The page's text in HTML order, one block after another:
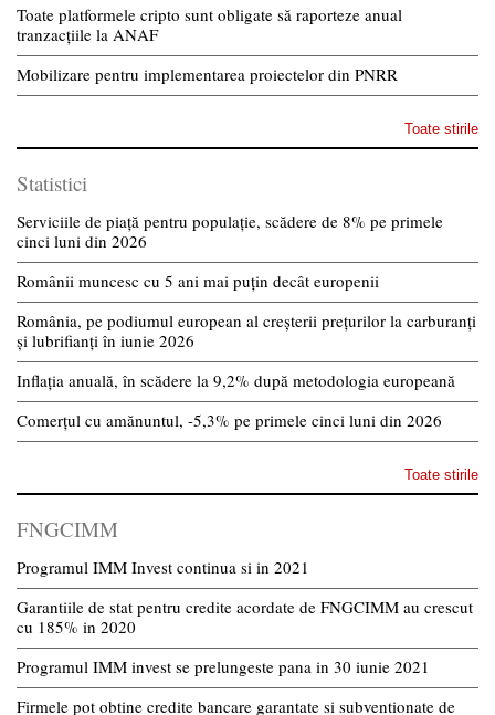
Toate platformele cripto sunt obligate să raporteze anual
tranzacțiile la ANAF
Mobilizare pentru implementarea proiectelor din PNRR
Toate stirile
Statistici
Serviciile de piață pentru populație, scădere de 8% pe primele
cinci luni din 2026
Românii muncesc cu 5 ani mai puțin decât europenii
România, pe podiumul european al creșterii prețurilor la carburanți
și lubrifianți în iunie 2026
Inflația anuală, în scădere la 9,2% după metodologia europeană
Comerțul cu amănuntul, -5,3% pe primele cinci luni din 2026
Toate stirile
FNGCIMM
Programul IMM Invest continua si in 2021
Garantiile de stat pentru credite acordate de FNGCIMM au crescut
cu 185% in 2020
Programul IMM invest se prelungeste pana in 30 iunie 2021
Firmele pot obtine credite bancare garantate si subventionate de